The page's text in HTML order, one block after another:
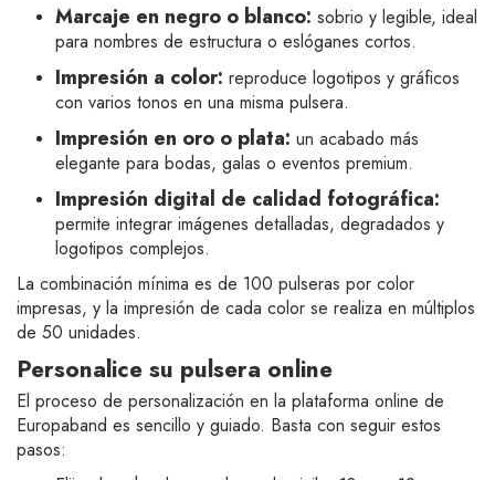
Marcaje en negro o blanco: sobrio y legible, ideal
para nombres de estructura o eslóganes cortos.
Impresión a color: reproduce logotipos y gráficos
con varios tonos en una misma pulsera.
Impresión en oro o plata: un acabado más
elegante para bodas, galas o eventos premium.
Impresión digital de calidad fotográfica:
permite integrar imágenes detalladas, degradados y
logotipos complejos.
La combinación mínima es de 100 pulseras por color
impresas, y la impresión de cada color se realiza en múltiplos
de 50 unidades.
Personalice su pulsera online
El proceso de personalización en la plataforma online de
Europaband es sencillo y guiado. Basta con seguir estos
pasos: